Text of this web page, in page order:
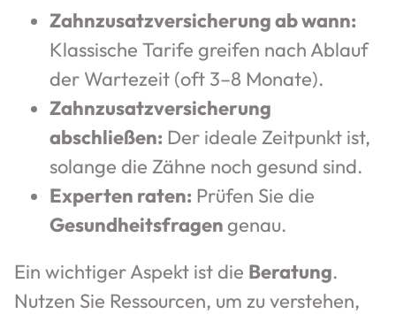
Zahnzusatzversicherung ab wann:
Klassische Tarife greifen nach Ablauf
der Wartezeit (oft 3–8 Monate).
Zahnzusatzversicherung
abschließen: Der ideale Zeitpunkt ist,
solange die Zähne noch gesund sind.
Experten raten: Prüfen Sie die
Gesundheitsfragengenau.
Ein wichtiger Aspekt ist die Beratung.
Nutzen Sie Ressourcen, um zu verstehen,